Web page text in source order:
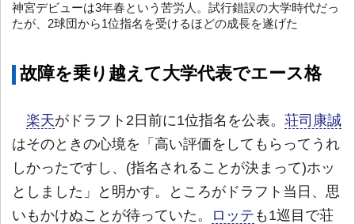
神宮デビューは3年春という苦労人。試行錯誤の大学時代だっ
たが、2球団から1位指名を受けるほどの成長を遂げた
故障を乗り越えて大学代表でエース格
楽天がドラフト2日前に1位指名を公表。 荘司康誠
はそのときの心境を「高い評価をしてもらってうれ
しかったですし、(指名されることが決まって)ホッ
としました」と明かす。ところがドラフト当日、思
いもかけぬことが待っていた。
ロッテ も1巡目で荘